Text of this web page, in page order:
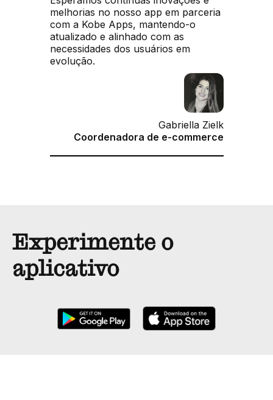
melhorias no nosso app em parceria
com a Kobe Apps, mantendo-o
atualizado e alinhado com as
necessidades dos usuários em
evolução.
Gabriella Zielk
Coordenadora de e-commerce
Experimente o
aplicativo